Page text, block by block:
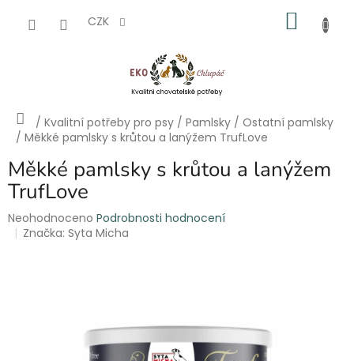
CZK
Domů
/ Kvalitní potřeby pro psy / Pamlsky / Ostatní pamlsky
/ Měkké pamlsky s krůtou a lanýžem TrufLove
Měkké pamlsky s krůtou a lanýžem
TrufLove
Průměrné
hodnocení
Neohodnoceno Podrobnosti hodnocení
Značka:Syta Micha